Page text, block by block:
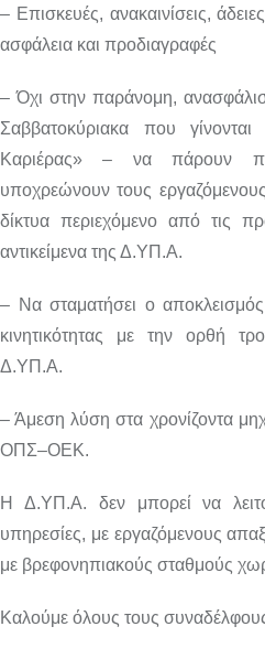
– Επισκευές, ανακαινίσεις,
ασφάλεια και προδιαγραφές
– Όχι στην παράνομη,
Σαββατοκύριακα που
Καριέρας» – να πάρουν
υποχρεώνουν τους
δίκτυα περιεχόμενο από τις
αντικείμενα της Δ.ΥΠ.Α.
– Να σταματήσει ο
κινητικότητας με την ορθή
Δ.ΥΠ.Α.
– Άμεση λύση στα χρονίζοντα
ΟΠΣ–ΟΕΚ.
Η Δ.ΥΠ.Α. δεν μπορεί να
υπηρεσίες, με εργαζόμενους
με βρεφονηπιακούς σταθμούς
Καλούμε όλους τους